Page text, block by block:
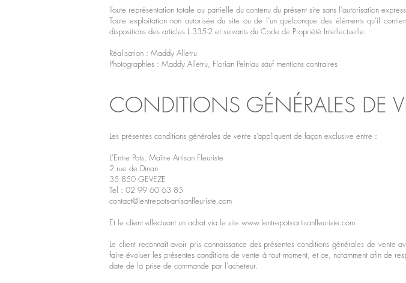
Toute représentation totale ou partielle du contenu du présent site sans l'autorisation
Toute exploitation non autorisée du site ou de l’un quelconque des éléments qu’il
dispositions des articles L.335-2 et suivants du Code de Propriété Intellectuelle.
Réalisation : Maddy Alletru
Photographies : Maddy Alletru, Florian Peiniau sauf mentions contraires
CONDITIONS GÉNÉRALES DE
Les présentes conditions générales de vente s’appliquent de façon exclusive entre :
L'Entre Pots, Maître Artisan Fleuriste
2 rue de Dinan
35 850 GEVEZE
Tel : 02 99 60 63 85
contact@lentrepots-artisanfleuriste.com
Et le client effectuant un achat via le site www.lentrepots-artisanfleuriste.com
Le client reconnaît avoir pris connaissance des présentes conditions générales de
faire évoluer les présentes conditions de vente à tout moment, et ce, notamment afin de
date de la prise de commande par l'acheteur.